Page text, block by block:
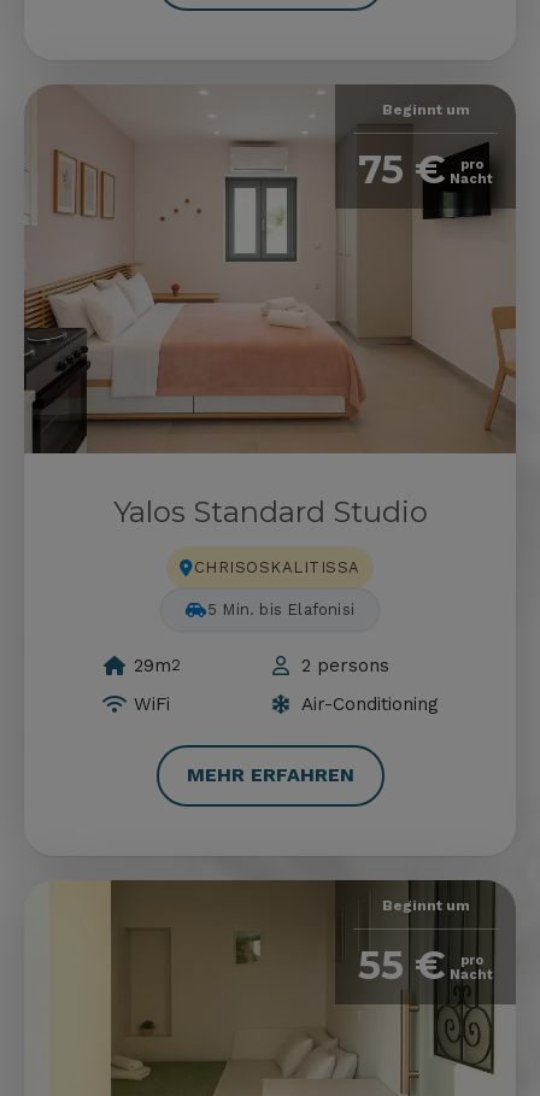
Beginnt um
75 €
pro
Nacht
Yalos Standard Studio
CHRISOSKALITISSA
90 Min. bis Balos
29m2
2 persons
WiFi
Air-Conditioning
MEHR ERFAHREN
Beginnt um
55 €
pro
Nacht